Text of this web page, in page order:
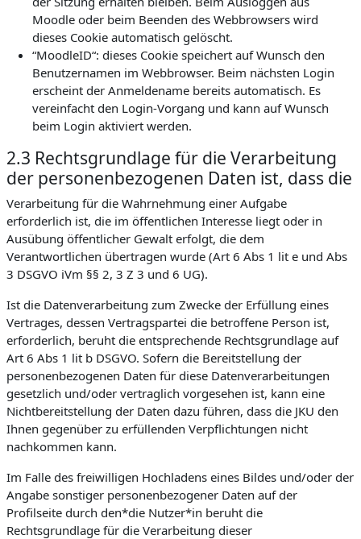
Moodle oder beim Beenden des Webbrowsers wird
dieses Cookie automatisch gelöscht.
“MoodleID“: dieses Cookie speichert auf Wunsch den
Benutzernamen im Webbrowser. Beim nächsten Login
erscheint der Anmeldename bereits automatisch. Es
vereinfacht den Login-Vorgang und kann auf Wunsch
beim Login aktiviert werden.
2.3 Rechtsgrundlage für die Verarbeitung
der personenbezogenen Daten ist, dass die
Verarbeitung für die Wahrnehmung einer Aufgabe
erforderlich ist, die im öffentlichen Interesse liegt oder in
Ausübung öffentlicher Gewalt erfolgt, die dem
Verantwortlichen übertragen wurde (Art 6 Abs 1 lit e und Abs
3 DSGVO iVm §§ 2, 3 Z 3 und 6 UG).
Ist die Datenverarbeitung zum Zwecke der Erfüllung eines
Vertrages, dessen Vertragspartei die betroffene Person ist,
erforderlich, beruht die entsprechende Rechtsgrundlage auf
Art 6 Abs 1 lit b DSGVO. Sofern die Bereitstellung der
personenbezogenen Daten für diese Datenverarbeitungen
gesetzlich und/oder vertraglich vorgesehen ist, kann eine
Nichtbereitstellung der Daten dazu führen, dass die JKU den
Ihnen gegenüber zu erfüllenden Verpflichtungen nicht
nachkommen kann.
Im Falle des freiwilligen Hochladens eines Bildes und/oder der
Angabe sonstiger personenbezogener Daten auf der
Profilseite durch den*die Nutzer*in beruht die
Rechtsgrundlage für die Verarbeitung dieser